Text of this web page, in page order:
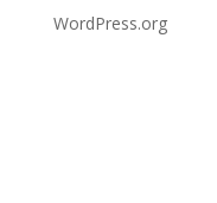
WordPress.org